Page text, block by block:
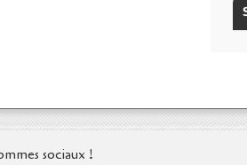
sociaux !